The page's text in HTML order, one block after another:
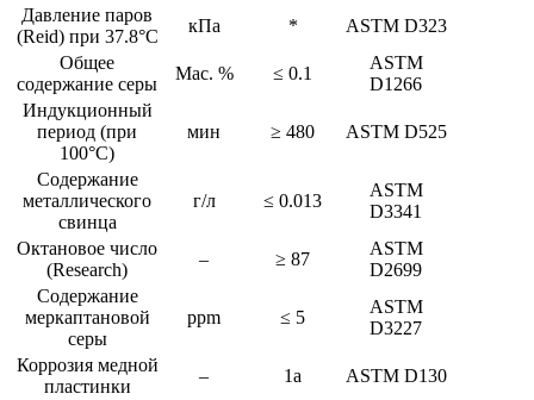
Давление паров
(Reid) при 37.8°C
кПа *
ASTM D323
Общее
содержание серы
Мас. % ≤ 0.1
ASTM
D1266
Индукционный
период (при
100°C)
мин ≥ 480 ASTM D525
Содержание
металлического
свинца
г/л ≤ 0.013
ASTM
D3341
Октановое число
(Research)
– ≥ 87
ASTM
D2699
Содержание
меркаптановой
серы
ppm ≤ 5
ASTM
D3227
Коррозия медной
пластинки
– 1a
ASTM D130